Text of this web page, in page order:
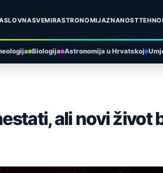
SVEMIRASTRONOMIJAZNANOST
Biologija Astronomija u Hrvatskoj
ali novi život